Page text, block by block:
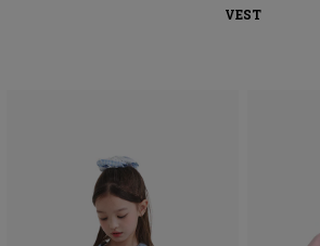
VEST